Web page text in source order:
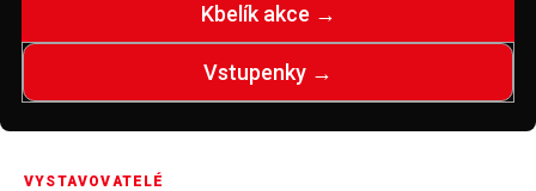
Kbelík akce →
Vstupenky →
VYSTAVOVATELÉ